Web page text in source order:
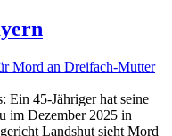
Mord an Dreifach-Mutter
Ein 45-Jähriger hat seine
im Dezember 2025 in
Landshut sieht Mord